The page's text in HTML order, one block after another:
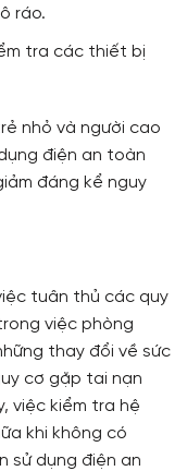
ráo.
tra các thiết bị
nhỏ và người cao
điện an toàn
đáng kể nguy
tuân thủ các quy
việc phòng
thay đổi về sức
cơ gặp tai nạn
việc kiểm tra hệ
khi không có
sử dụng điện an